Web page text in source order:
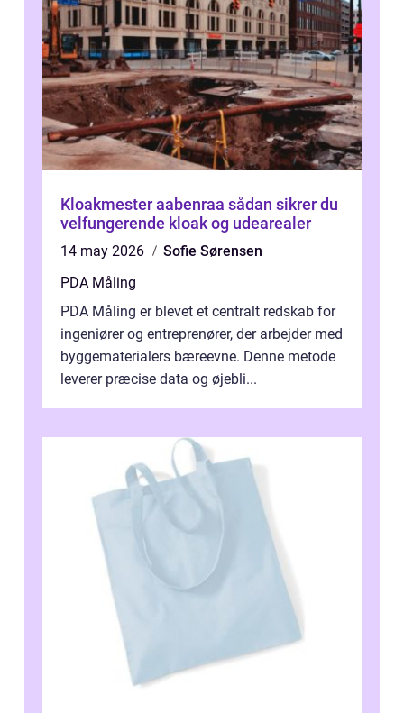
Kloakmester aabenraa sådan sikrer du
velfungerende kloak og udearealer
14 may 2026
Sofie Sørensen
PDA Måling
PDA Måling er blevet et centralt redskab for
ingeniører og entreprenører, der arbejder med
byggematerialers bæreevne. Denne metode
leverer præcise data og øjebli...